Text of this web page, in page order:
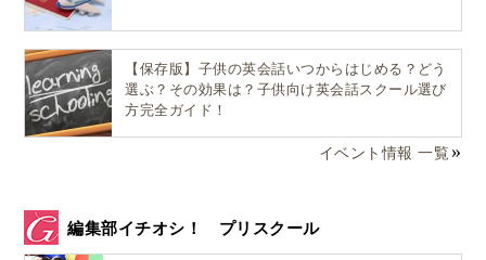
【保存版】子供の英会話いつからはじめる？どう
選ぶ？その効果は？子供向け英会話スクール選び
方完全ガイド！
イベント情報 一覧
編集部イチオシ！ プリスクール